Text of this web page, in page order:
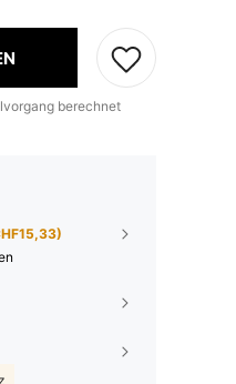
berechnet